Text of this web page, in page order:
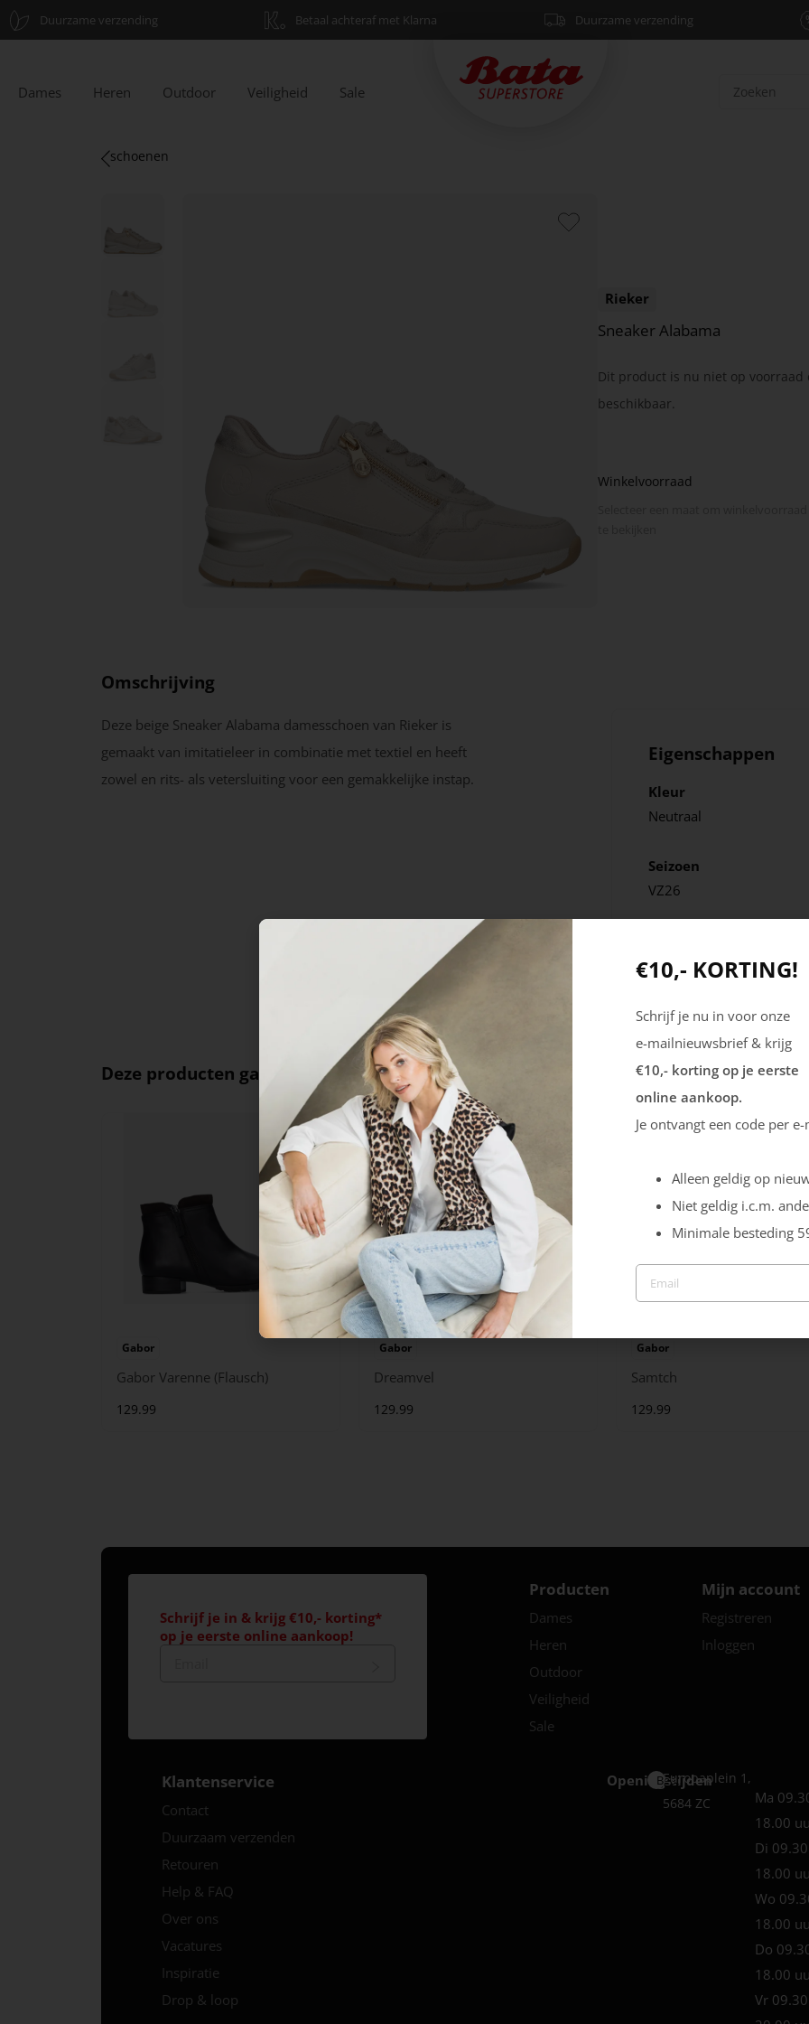
Duurzame verzending Betaal achteraf met Klarna Duurzame verzending
Dames Heren Outdoor Veiligheid Sale
schoenen
Rieker
Sneaker Alabama
Dit product is nu niet op voorraad
beschikbaar.
Winkelvoorraad
Omschrijving
Deze beige Sneaker Alabama damesschoen van Rieker is
gemaakt van imitatieleer in combinatie met textiel en heeft
zowel en rits- als vetersluiting voor een gemakkelijke instap.
Eigenschappen
Kleur
Neutraal
Seizoen
VZ26
Deze producten ga je leuk vinden
Gabor
Gabor Varenne (Flausch)
129.99
Gabor
Dreamvel
129.99
Gabor
Samtch
129.99
Schrijf je in & krijg €10,- korting*
op je eerste online aankoop!
Producten
Dames
Heren
Outdoor
Veiligheid
Sale
Mijn account
Registreren
Inloggen
Klantenservice
Contact
Duurzaam verzenden
Retouren
Help & FAQ
Over ons
Vacatures
Inspiratie
Drop & loop
Openingstijden
Best
Europaplein 1,
5684 ZC
Ma
18.00
Di
18.00
Wo
18.00
Do
18.00
Vr
€10,- KORTING!
Schrijf je nu in voor onze
e-mailnieuwsbrief & krijg
€10,- korting op je eerste
online aankoop.
Je ontvangt een code per
Alleen geldig op
Niet geldig i.c.m.
Minimale besteding